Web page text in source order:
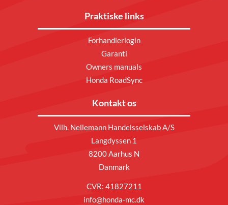
Praktiske links
Forhandlerlogin
Garanti
Owners manuals
Honda RoadSync
Kontakt os
Vilh. Nellemann Handelsselskab A/S
Langdyssen 1
8200 Aarhus N
Danmark
CVR: 41827211
info@honda-mc.dk